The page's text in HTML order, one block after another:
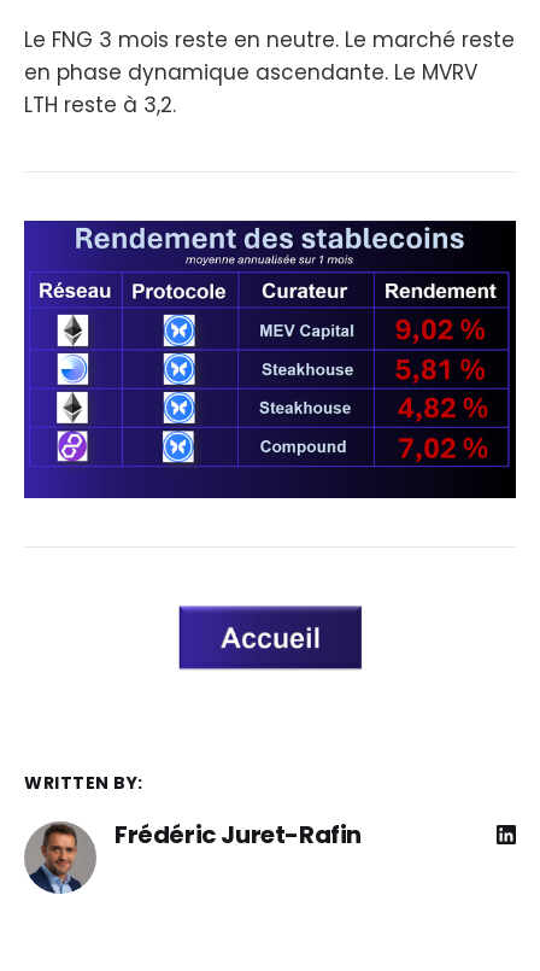
Le FNG 3 mois reste en neutre. Le marché reste
en phase dynamique ascendante. Le MVRV
LTH reste à 3,2.
WRITTEN BY:
Frédéric Juret-Rafin